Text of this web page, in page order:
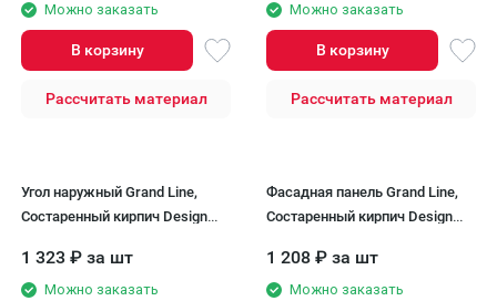
Можно заказать
В корзину
Рассчитать материал
Можно заказать
В корзину
Рассчитать материал
Угол наружный Grand Line,
Состаренный кирпич Design
шов)
1 323 ₽ за шт
Можно заказать
Фасадная панель Grand Line,
Состаренный кирпич Design
шов)
1 208 ₽ за шт
Можно заказать